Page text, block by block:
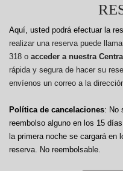
Aquí, usted podrá efectuar la
realizar una reserva puede
318 o acceder a nuestra
rápida y segura de hacer su
envíenos un correo a la
Política de cancelaciones: No
reembolso alguno en los 15
la primera noche se cargará en
reserva. No reembolsable.